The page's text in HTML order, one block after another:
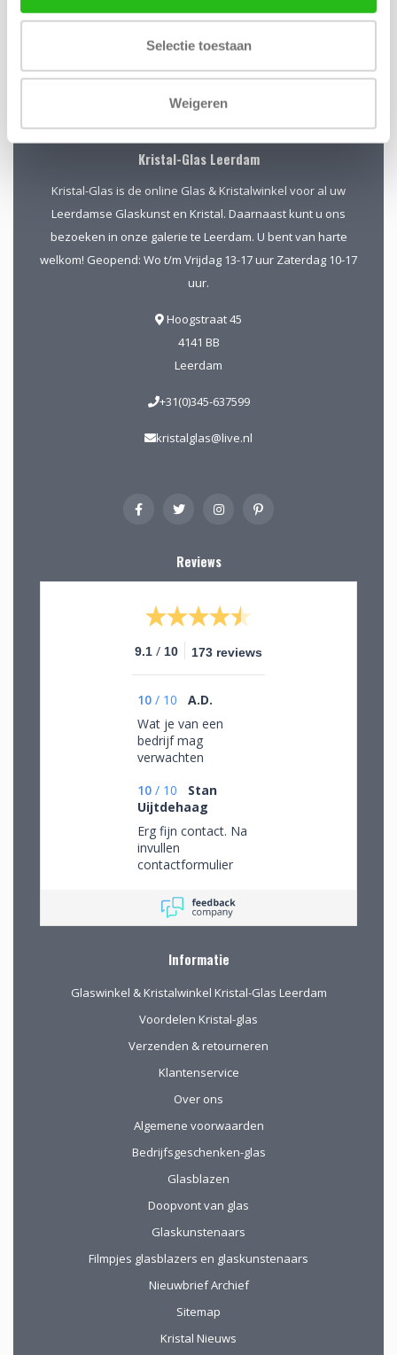
Selectie toestaan
Weigeren
Kristal-Glas Leerdam
Kristal-Glas is de online Glas & Kristalwinkel voor al uw
Leerdamse Glaskunst en Kristal. Daarnaast kunt u ons
bezoeken in onze galerie te Leerdam. U bent van harte
welkom! Geopend: Wo t/m Vrijdag 13-17 uur Zaterdag 10-17
uur.
Hoogstraat 45
4141 BB
Leerdam
+31(0)345-637599
kristalglas@live.nl
Reviews
9.1 / 10 173 reviews
10 / 10
A.D.
Wat je van een
bedrijf mag
verwachten
10 / 10
Stan
Uijtdehaag
Erg fijn contact. Na
invullen
contactformulier
persoonlijke wensen
besproken. Afspraak
bekijken en de
(uitgebreid graveren)
vorm te geven.
Informatie
Glaswinkel & Kristalwinkel Kristal-Glas Leerdam
Voordelen Kristal-glas
Verzenden & retourneren
Klantenservice
Over ons
Algemene voorwaarden
Bedrijfsgeschenken-glas
Glasblazen
Doopvont van glas
Glaskunstenaars
Filmpjes glasblazers en glaskunstenaars
Nieuwbrief Archief
Sitemap
Kristal Nieuws